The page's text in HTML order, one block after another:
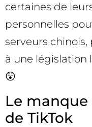
certaines de
personnelles
serveurs
à une législation
😲
Le
de TikTok